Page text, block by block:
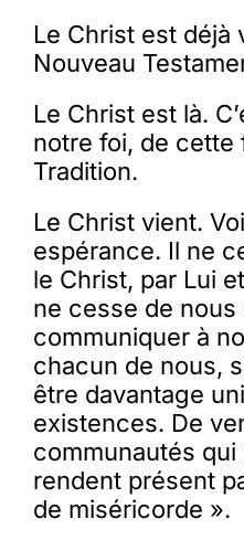
Le Christ est déjà
Nouveau
Le Christ est là.
notre foi, de cette
Tradition.
Le Christ vient.
espérance. Il ne
le Christ, par Lui
ne cesse de
communiquer à
chacun de nous,
être davantage
existences. De
communautés
rendent présent
de miséricorde ».